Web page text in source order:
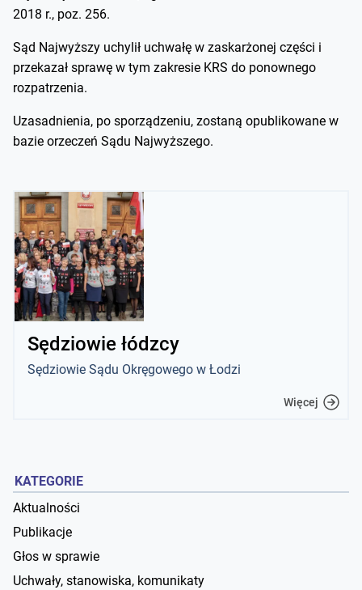
2018 r., poz. 256.
Sąd Najwyższy uchylił uchwałę w zaskarżonej części i
przekazał sprawę w tym zakresie KRS do ponownego
rozpatrzenia.
Uzasadnienia, po sporządzeniu, zostaną opublikowane w
bazie orzeczeń Sądu Najwyższego.
Sędziowie łódzcy
Sędziowie Sądu Okręgowego w Łodzi
Więcej
KATEGORIE
Aktualności
Publikacje
Głos w sprawie
Uchwały, stanowiska, komunikaty